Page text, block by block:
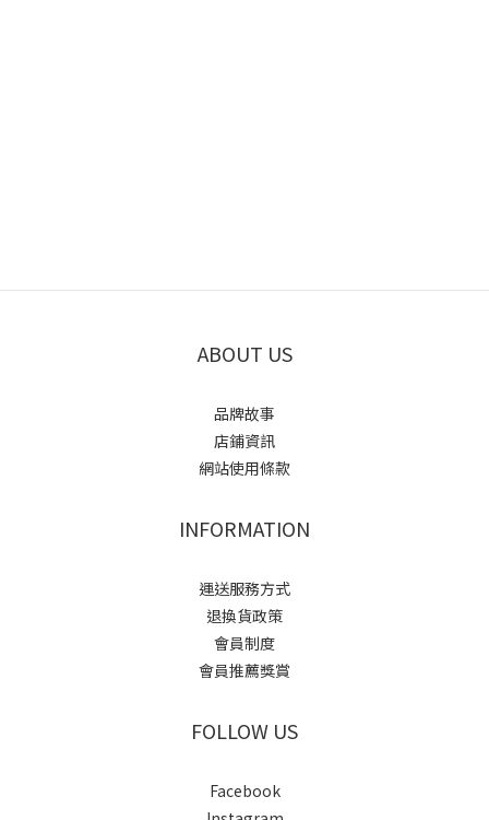
ABOUT US
品牌故事
店鋪資訊
網站使用條款
INFORMATION
運送服務方式
退換貨政策
會員制度
會員推薦獎賞
FOLLOW US
Facebook